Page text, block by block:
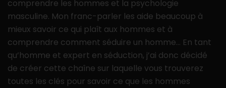
comprendre les hommes et la psychologie
masculine. Mon franc-parler les aide beaucoup à
mieux savoir ce qui plaît aux hommes et à
comprendre comment séduire un homme… En tant
qu’homme et expert en séduction, j’ai donc décidé
de créer cette chaîne sur laquelle vous trouverez
toutes les clés pour savoir ce que les hommes